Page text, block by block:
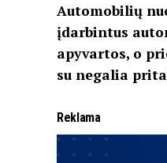
Automobilių
įdarbintus
apyvartos, o
su negalia
Reklama